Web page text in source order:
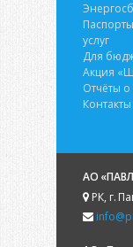
услуг
Для
Акция
Отчёты о
Контакты
АО
РК, г.